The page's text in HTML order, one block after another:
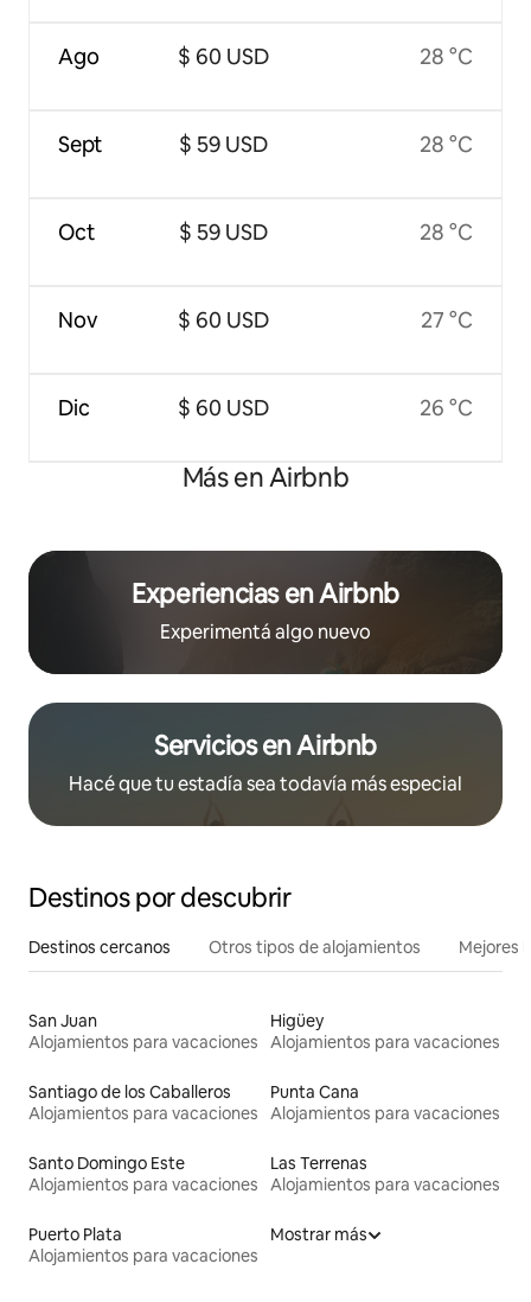
Ago
Sept
Oct
Nov
Dic
$ 60 USD
$ 59 USD
$ 59 USD
$ 60 USD
$ 60 USD
28 °C
28 °C
28 °C
27 °C
26 °C
Más en Airbnb
Experiencias en Airbnb
Experimentá algo nuevo
Servicios en Airbnb
Hacé que tu estadía sea todavía más especial
Destinos por descubrir
Destinos cercanos Otros tipos de alojamientos Mejores
San Juan
Alojamientos para vacaciones
Higüey
Alojamientos para vacaciones
Santiago de los Caballeros
Alojamientos para vacaciones
Punta Cana
Alojamientos para vacaciones
Santo Domingo Este
Alojamientos para vacaciones
Las Terrenas
Alojamientos para vacaciones
Puerto Plata
Alojamientos para vacaciones
Mostrar más